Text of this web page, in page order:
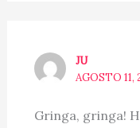
JU
AGOSTO
Gringa, gringa!